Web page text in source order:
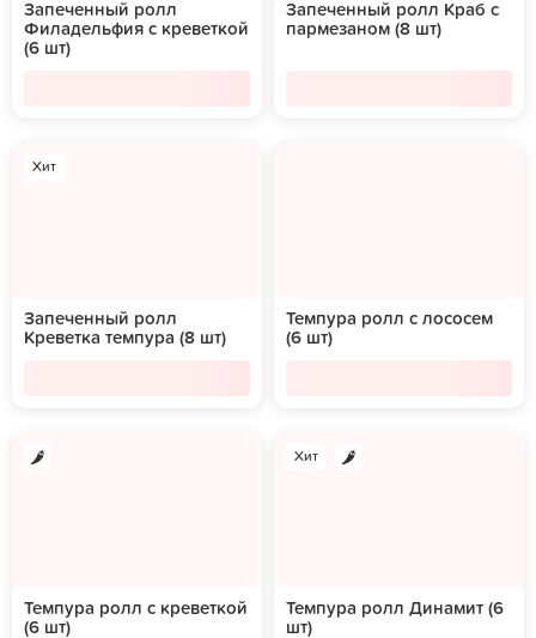
Запеченный ролл
Филадельфия с креветкой
(6 шт)
Запеченный ролл Краб с
пармезаном (8 шт)
Хит
Запеченный ролл
Креветка темпура (8 шт)
Темпура ролл с лососем
(6 шт)
Темпура ролл с креветкой
(6 шт)
Хит
Темпура ролл Динамит (6
шт)